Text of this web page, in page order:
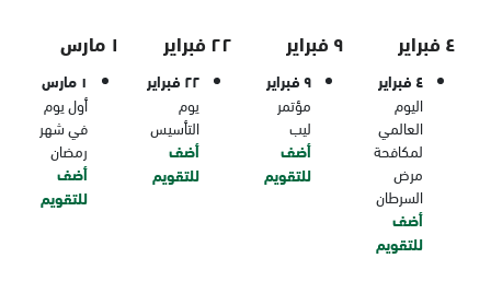
٤ فبراير
٤ فبراير
اليوم
العالمي
لمكافحة
مرض
السرطان
أضف
للتقويم
٩ فبراير
٩ فبراير
مؤتمر
ليب
أضف
للتقويم
٢٢ فبراير
٢٢ فبراير
يوم
التأسيس
أضف
للتقويم
١ مارس
١ مارس
أول يوم
في شهر
رمضان
أضف
للتقويم